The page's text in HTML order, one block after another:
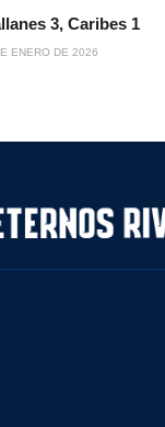
3, Caribes 1
ENERO DE 2026